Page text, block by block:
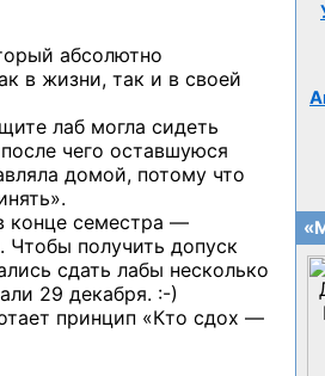
абсолютно
в жизни, так и в своей
лаб могла сидеть
после чего оставшуюся
домой, потому что
конце семестра —
Чтобы получить допуск
сдать лабы несколько
29 декабря. :-)
принцип «Кто сдох —